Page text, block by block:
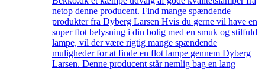
netop denne producent. Find mange spændende
produkter fra Dyberg Larsen Hvis du gerne vil have en
super flot belysning i din bolig med en smuk og stilfuld
lampe, vil der være rigtig mange spændende
muligheder for at finde en flot lampe gennem Dyberg
Larsen. Denne producent står nemlig bag en lang